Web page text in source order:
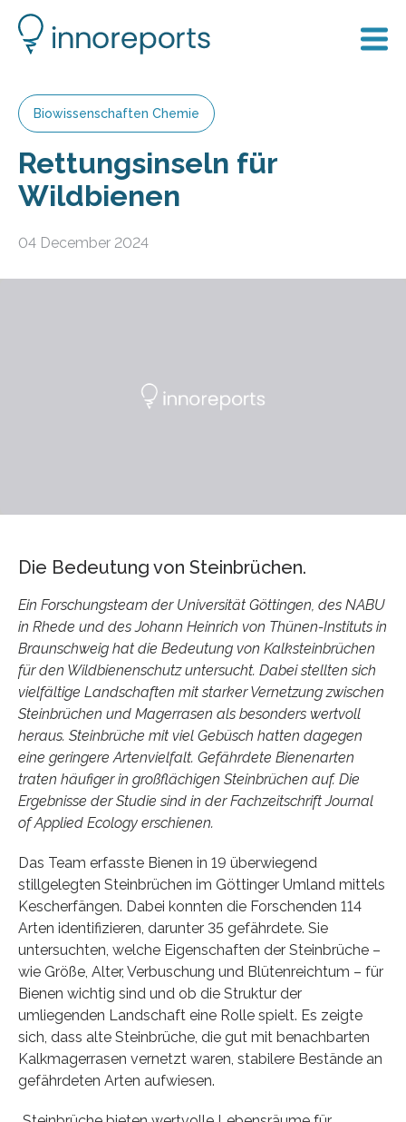
Biowissenschaften Chemie
Rettungsinseln für
Wildbienen
04 December 2024
Die Bedeutung von Steinbrüchen.
Ein Forschungsteam der Universität Göttingen, des NABU
in Rhede und des Johann Heinrich von Thünen-Instituts in
Braunschweig hat die Bedeutung von Kalksteinbrüchen
für den Wildbienenschutz untersucht. Dabei stellten sich
vielfältige Landschaften mit starker Vernetzung zwischen
Steinbrüchen und Magerrasen als besonders wertvoll
heraus. Steinbrüche mit viel Gebüsch hatten dagegen
eine geringere Artenvielfalt. Gefährdete Bienenarten
traten häufiger in großflächigen Steinbrüchen auf. Die
Ergebnisse der Studie sind in der Fachzeitschrift Journal
of Applied Ecology erschienen.
Das Team erfasste Bienen in 19 überwiegend
stillgelegten Steinbrüchen im Göttinger Umland mittels
Kescherfängen. Dabei konnten die Forschenden 114
Arten identifizieren, darunter 35 gefährdete. Sie
untersuchten, welche Eigenschaften der Steinbrüche –
wie Größe, Alter, Verbuschung und Blütenreichtum – für
Bienen wichtig sind und ob die Struktur der
umliegenden Landschaft eine Rolle spielt. Es zeigte
sich, dass alte Steinbrüche, die gut mit benachbarten
Kalkmagerrasen vernetzt waren, stabilere Bestände an
gefährdeten Arten aufwiesen.